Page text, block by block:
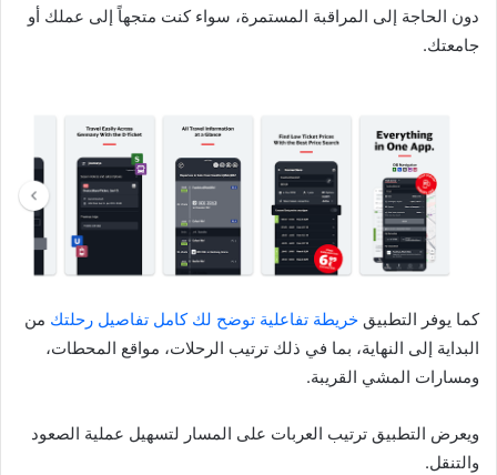
دون الحاجة إلى المراقبة المستمرة، سواء كنت متجهاً إلى عملك أو
جامعتك.
كما يوفر التطبيق خريطة تفاعلية توضح لك كامل تفاصيل رحلتك من
البداية إلى النهاية، بما في ذلك ترتيب الرحلات، مواقع المحطات،
ومسارات المشي القريبة.
ويعرض التطبيق ترتيب العربات على المسار لتسهيل عملية الصعود
والتنقل.